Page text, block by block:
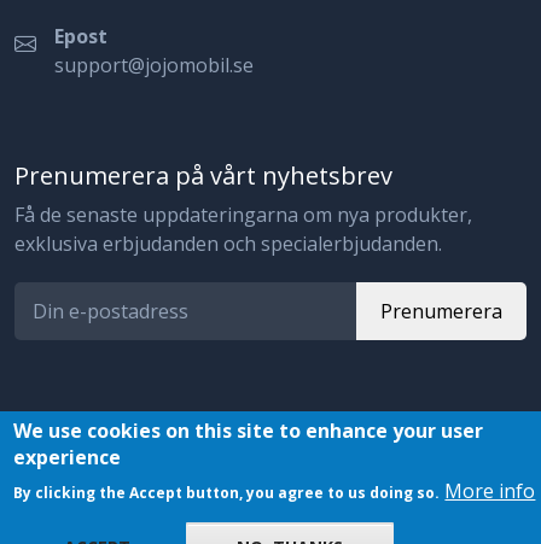
Epost
support@jojomobil.se
Prenumerera på vårt nyhetsbrev
Få de senaste uppdateringarna om nya produkter,
exklusiva erbjudanden och specialerbjudanden.
Prenumerera
© 2023 JojoMobil. All rights reserved.
We use cookies on this site to enhance your user
experience
By clicking the Accept button, you agree to us doing so. More info